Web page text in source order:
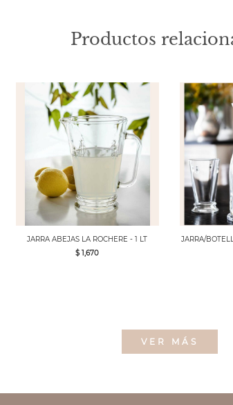
Productos
JARRA ABEJAS LA ROCHERE - 1 LT
$ 1,670
JARRA/
VER MÁS